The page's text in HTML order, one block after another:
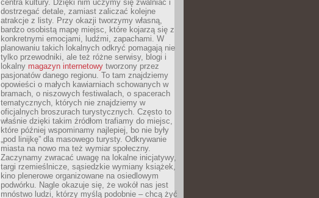
centra kultury. Dzięki nim uczymy się zwalniać i
dostrzegać detale, zamiast zaliczać kolejne
atrakcje z listy. Przy okazji tworzymy własną,
bardzo osobistą mapę miejsc, które kojarzą się z
konkretnymi emocjami, ludźmi, zapachami. W
planowaniu takich lokalnych odkryć pomagają nie
tylko przewodniki, ale też różne serwisy, blogi i
lokalny magazyn internetowy tworzony przez
pasjonatów danego regionu. To tam znajdziemy
opowieści o małych kawiarniach schowanych w
bramach, o niszowych festiwalach, o spacerach
tematycznych, których nie znajdziemy w
oficjalnych broszurach turystycznych. Często to
właśnie dzięki takim źródłom trafiamy do miejsc,
które później wspominamy najlepiej, bo nie były
„pod linijkę” dla masowego turysty. Odkrywanie
miasta na nowo ma też wymiar społeczny.
Zaczynamy zwracać uwagę na lokalne inicjatywy,
targi rzemieślnicze, sąsiedzkie wymiany książek,
kino plenerowe organizowane na osiedlowym
podwórku. Nagle okazuje się, że wokół nas jest
mnóstwo ludzi, którzy myślą podobnie – chcą żyć